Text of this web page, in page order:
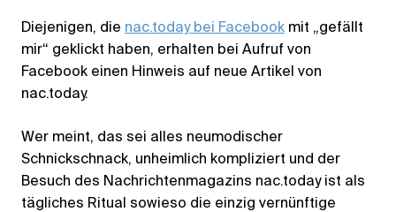
Diejenigen, die nac.today bei Facebook mit „gefällt
mir“ geklickt haben, erhalten bei Aufruf von
Facebook einen Hinweis auf neue Artikel von
nac.today.
Wer meint, das sei alles neumodischer
Schnickschnack, unheimlich kompliziert und der
Besuch des Nachrichtenmagazins nac.today ist als
tägliches Ritual sowieso die einzig vernünftige